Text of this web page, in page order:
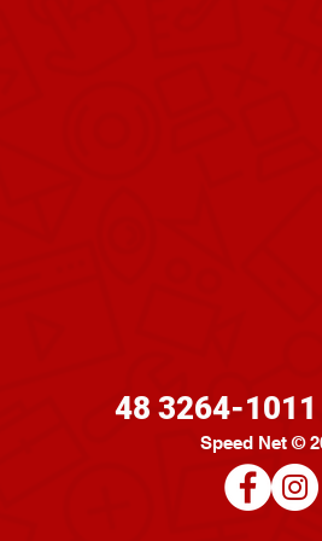
48 3264-1011
Speed Net ©